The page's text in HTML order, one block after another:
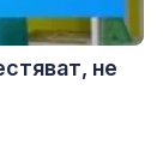
не